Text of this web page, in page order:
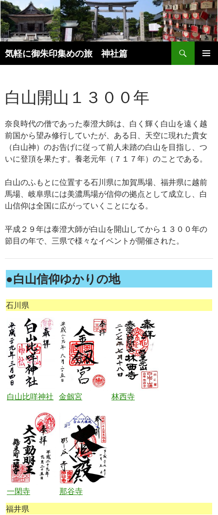
コ
ン
テ
ン
ツ
へ
ッ
気軽に御朱印集めの旅 神社篇
索
白山開山１３００年
奈良時代の僧であった泰澄大師は、白く輝く白山を遠く越
前国から望み修行していたが、ある日、天空に現れた貴女
（白山神）のお告げに従って前人未踏の白山を目指し、つ
いに登頂を果たす。養老元年（７１７年）のことである。
白山のふもとに位置する石川県に加賀馬場、福井県に越前
馬場、岐阜県には美濃馬場が信仰の拠点として成立し、白
山信仰は全国に広がっていくことになる。
平成２９年は泰澄大師が白山を開山してから１３００年の
節目の年で、三県で様々なイベントが開催された。
●白山信仰ゆかりの地
石川県
白山比咩神社 金劔宮 林西寺
一閑寺
那谷寺
福井県